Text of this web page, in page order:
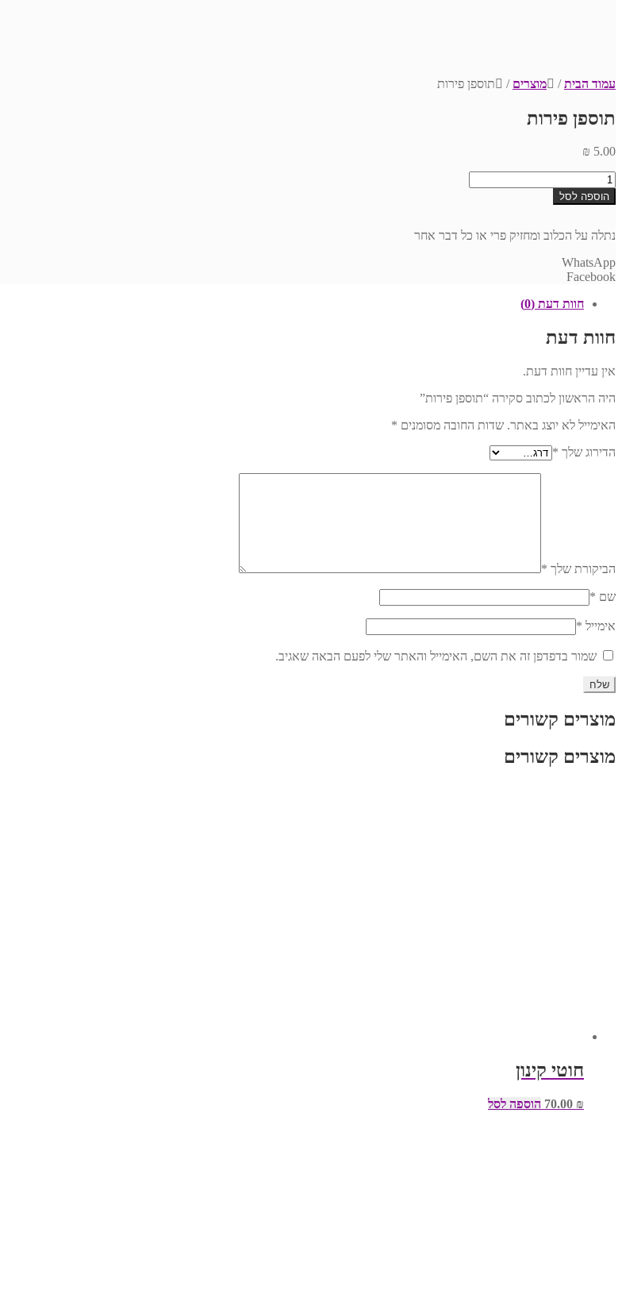
עמוד הבית/ מוצרים / תוספן פירות
תוספן פירות
₪ 5.00
כמות
של
תוספן
הוספה לסל
נתלה על הכלוב ומחזיק פרי או כל דבר אחר
WhatsApp
Facebook
חוות דעת (0)
חוות דעת
אין עדיין חוות דעת.
היה הראשון לכתוב סקירה “תוספן פירות”
האימייל לא יוצג באתר. שדות החובה מסומנים *
הדירוג שלך *
הביקורת שלך *
שם *
אימייל *
שמור בדפדפן זה את השם, האימייל והאתר שלי לפעם הבאה שאגיב.
מוצרים קשורים
מוצרים קשורים
חוטי קינון
₪ הוספה לסל